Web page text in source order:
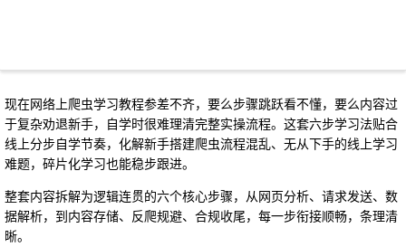
现在网络上爬虫学习教程参差不齐，要么步骤跳跃看不懂，要么内容过
于复杂劝退新手，自学时很难理清完整实操流程。这套六步学习法贴合
线上分步自学节奏，化解新手搭建爬虫流程混乱、无从下手的线上学习
难题，碎片化学习也能稳步跟进。
整套内容拆解为逻辑连贯的六个核心步骤，从网页分析、请求发送、数
据解析，到内容存储、反爬规避、合规收尾，每一步衔接顺畅，条理清
晰。